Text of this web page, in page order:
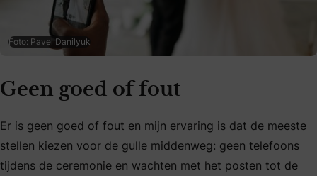
Foto: Pavel Danilyuk
Geen goed of fout
Er is geen goed of fout en mijn ervaring is dat de meeste
stellen kiezen voor de gulle middenweg: geen telefoons
tijdens de ceremonie en wachten met het posten tot de